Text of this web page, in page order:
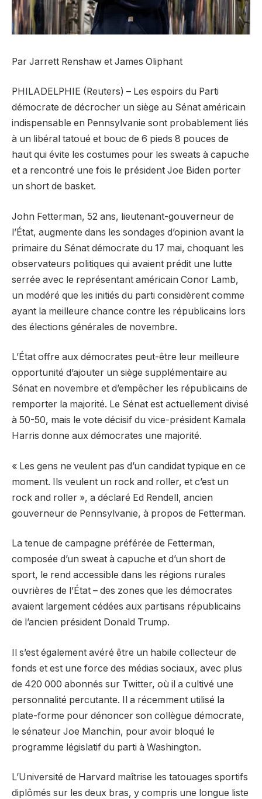
Par Jarrett Renshaw et James Oliphant
PHILADELPHIE (Reuters) – Les espoirs du Parti
démocrate de décrocher un siège au Sénat américain
indispensable en Pennsylvanie sont probablement liés
à un libéral tatoué et bouc de 6 pieds 8 pouces de
haut qui évite les costumes pour les sweats à capuche
et a rencontré une fois le président Joe Biden porter
un short de basket.
John Fetterman, 52 ans, lieutenant-gouverneur de
l’État, augmente dans les sondages d’opinion avant la
primaire du Sénat démocrate du 17 mai, choquant les
observateurs politiques qui avaient prédit une lutte
serrée avec le représentant américain Conor Lamb,
un modéré que les initiés du parti considèrent comme
ayant la meilleure chance contre les républicains lors
des élections générales de novembre.
L’État offre aux démocrates peut-être leur meilleure
opportunité d’ajouter un siège supplémentaire au
Sénat en novembre et d’empêcher les républicains de
remporter la majorité. Le Sénat est actuellement divisé
à 50-50, mais le vote décisif du vice-président Kamala
Harris donne aux démocrates une majorité.
« Les gens ne veulent pas d’un candidat typique en ce
moment. Ils veulent un rock and roller, et c’est un
rock and roller », a déclaré Ed Rendell, ancien
gouverneur de Pennsylvanie, à propos de Fetterman.
La tenue de campagne préférée de Fetterman,
composée d’un sweat à capuche et d’un short de
sport, le rend accessible dans les régions rurales
ouvrières de l’État – des zones que les démocrates
avaient largement cédées aux partisans républicains
de l’ancien président Donald Trump.
Il s’est également avéré être un habile collecteur de
fonds et est une force des médias sociaux, avec plus
de 420 000 abonnés sur Twitter, où il a cultivé une
personnalité percutante. Il a récemment utilisé la
plate-forme pour dénoncer son collègue démocrate,
le sénateur Joe Manchin, pour avoir bloqué le
programme législatif du parti à Washington.
L’Université de Harvard maîtrise les tatouages ​​​​sportifs
diplômés sur les deux bras, y compris une longue liste